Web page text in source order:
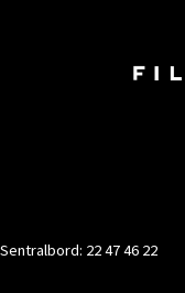
Sentralbord: 22 47 46 22